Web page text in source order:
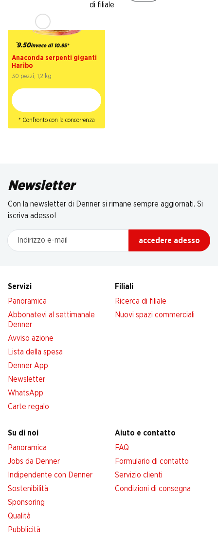
di filiale
13%
9.50invece di 10.95*
Anaconda serpenti giganti
Haribo
30 pezzi, 1,2 kg
* Confronto con la concorrenza
Newsletter
Con la newsletter di Denner si rimane sempre aggiornati. Si
iscriva adesso!
Indirizzo e-mail
accedere adesso
Servizi
Panoramica
Abbonatevi al settimanale
Denner
Avviso azione
Lista della spesa
Denner App
Newsletter
WhatsApp
Carte regalo
Filiali
Ricerca di filiale
Nuovi spazi commerciali
Su di noi
Panoramica
Jobs da Denner
Indipendente con Denner
Sostenibilità
Sponsoring
Qualità
Pubblicità
Aiuto e contatto
FAQ
Formulario di contatto
Servizio clienti
Condizioni di consegna